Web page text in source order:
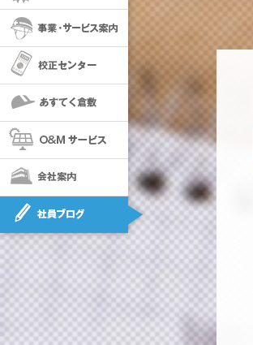
あすてく倉敷
O＆Mサービス
会社案内
社員ブログ